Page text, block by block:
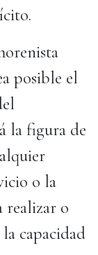
posible el
la figura de
o la
realizar o
capacidad